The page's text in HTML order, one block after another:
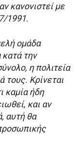
κανονιστεί με
1991.
ομάδα
την
η πολιτεία
τους. Κρίνεται
καμία ήδη
και αν
αυτή θα